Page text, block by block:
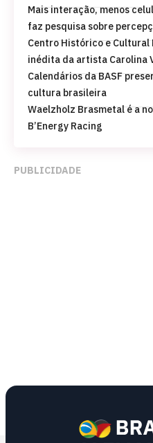
Mais interação, menos
faz pesquisa sobre
Centro Histórico e Cultural
inédita da artista Carolina
Calendários da BASF
cultura brasileira
Waelzholz Brasmetal é a
B’Energy Racing
PUBLICIDADE